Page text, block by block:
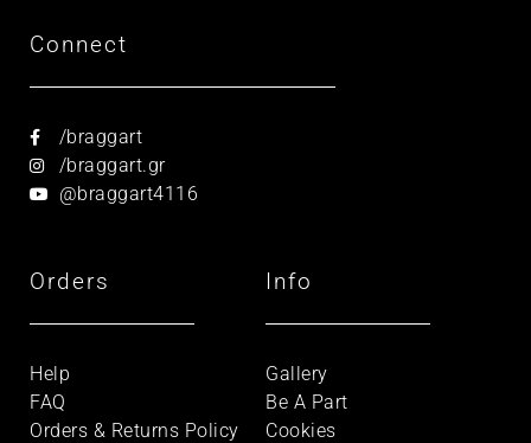
Connect
/braggart
/braggart.gr
@braggart4116
Orders
Help
FAQ
Orders & Returns Policy
Info
Gallery
Be A Part
Cookies